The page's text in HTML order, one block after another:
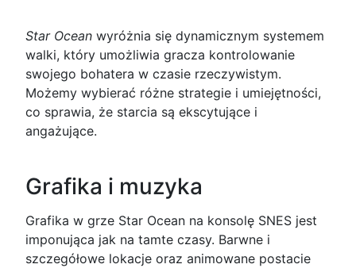
Star Ocean wyróżnia się dynamicznym systemem
walki, który umożliwia gracza kontrolowanie
swojego bohatera w czasie rzeczywistym.
Możemy wybierać różne strategie i umiejętności,
co sprawia, że starcia są ekscytujące i
angażujące.
Grafika i muzyka
Grafika w grze Star Ocean na konsolę SNES jest
imponująca jak na tamte czasy. Barwne i
szczegółowe lokacje oraz animowane postacie